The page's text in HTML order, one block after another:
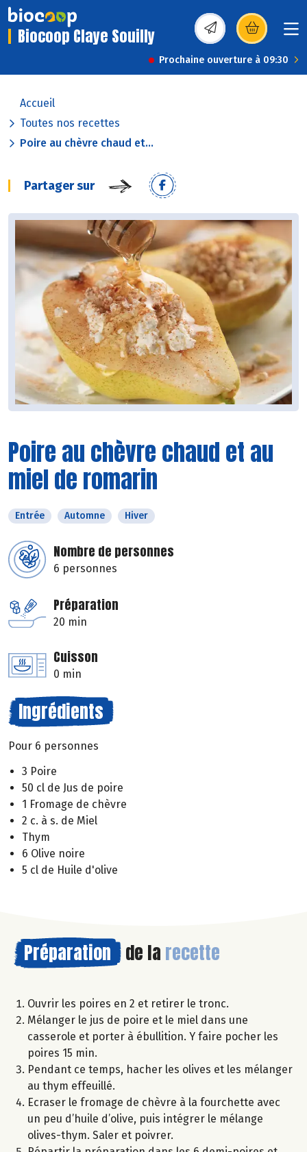
Biocoop Claye Souilly (s’ouvre dans une
Prochaine ouverture à 09:30
Accueil
Toutes nos recettes
Poire au chèvre chaud et...
Partager sur
Poire au chèvre chaud et au
miel de romarin
Entrée Automne Hiver
Nombre de personnes
6 personnes
Préparation
20 min
Cuisson
0 min
Ingrédients
Pour 6 personnes
3 Poire
50 cl de Jus de poire
1 Fromage de chèvre
2 c. à s. de Miel
Thym
6 Olive noire
5 cl de Huile d'olive
Préparation de la recette
Ouvrir les poires en 2 et retirer le tronc.
Mélanger le jus de poire et le miel dans une
casserole et porter à ébullition. Y faire pocher les
poires 15 min.
Pendant ce temps, hacher les olives et les mélanger
au thym effeuillé.
Ecraser le fromage de chèvre à la fourchette avec
un peu d’huile d’olive, puis intégrer le mélange
olives-thym. Saler et poivrer.